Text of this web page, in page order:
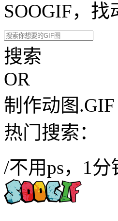
SOOGIF，
搜索
OR
制作动图.GIF
热门搜索：
/不用ps，1